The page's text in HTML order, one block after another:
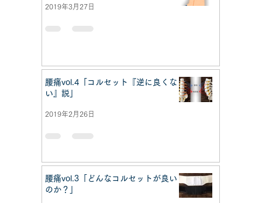
2019年3月27日
腰痛vol.4「コルセット『逆に良くな
い』説」
2019年2月26日
腰痛vol.3「どんなコルセットが良い
のか？」